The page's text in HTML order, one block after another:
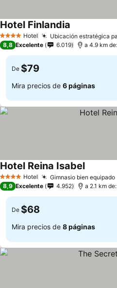
4 EstrellasHotel Ubicación estratégica
Hotel Finlandia
8,8 Excelente 6.019 a 4.9 km
De $79
Mira precios de 6 páginas
4 EstrellasHotel Gimnasio bien equipado
Hotel Reina IsabelVer
8,9 Excelente 4.952 a 2.1 km
De $68
Mira precios de 8 páginas